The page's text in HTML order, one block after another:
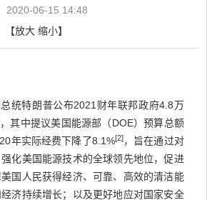
2020-06-15 14:48
【放大 缩小】
统特朗普公布2021 财年联邦政府4.8万
，其中提议美国能源部（DOE）预算总额
年实际经费下降了8.1%[2]，旨在通过对
化美国能源技术的全球领先地位，促进
国人民获得经济、可靠、高效的清洁能
济持续增长；以及更好地应对国家安全